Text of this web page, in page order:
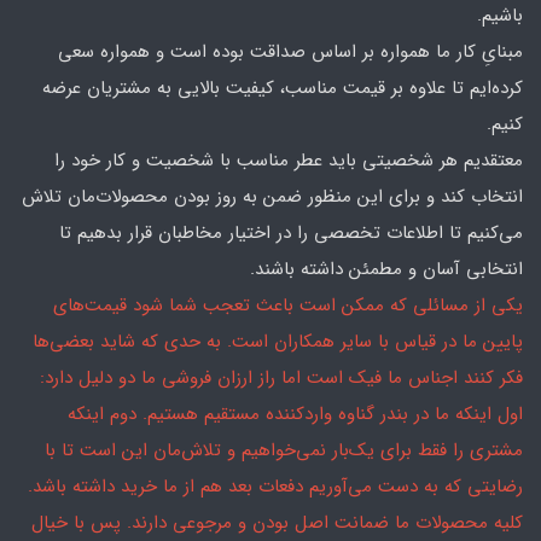
باشیم.
مبنایِ کار ما همواره بر اساس صداقت بوده است و همواره سعی
کرده‌ایم تا علاوه بر قیمت مناسب، کیفیت بالایی به مشتریان عرضه
کنیم.
معتقدیم هر شخصیتی باید عطر مناسب با شخصیت و کار خود را
انتخاب کند و برای این منظور ضمن به روز بودن محصولات‌مان تلاش
می‌کنیم تا اطلاعات تخصصی را در اختیار مخاطبان قرار بدهیم تا
انتخابی آسان و مطمئن داشته باشند.
یکی از مسائلی که ممکن است باعث تعجب شما شود قیمت‌های
پایین ما در قیاس با سایر همکاران است. به حدی که شاید بعضی‌ها
فکر کنند اجناس ما فیک است اما راز ارزان فروشی ما دو دلیل دارد:
اول اینکه ما در بندر گناوه واردکننده مستقیم هستیم. دوم اینکه
مشتری را فقط برای یک‌بار نمی‌خواهیم و تلاش‌مان این است تا با
رضایتی که به دست می‌آوریم دفعات بعد هم از ما خرید داشته باشد.
کلیه محصولات ما ضمانت اصل بودن و مرجوعی دارند. پس با خیال